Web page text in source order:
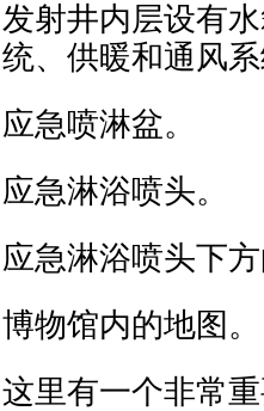
发射井内层设有
统、供暖和通风
应急喷淋盆。
应急淋浴喷头。
应急淋浴喷头下方
博物馆内的地图。
这里有一个非常